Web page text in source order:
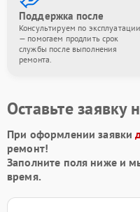
Поддержка после
Консультируем по эксплуатации
— помогаем продлить срок
службы после выполнения
ремонта.
Оставьте заявку
При оформлении заявки
ремонт!
Заполните поля ниже и
время.